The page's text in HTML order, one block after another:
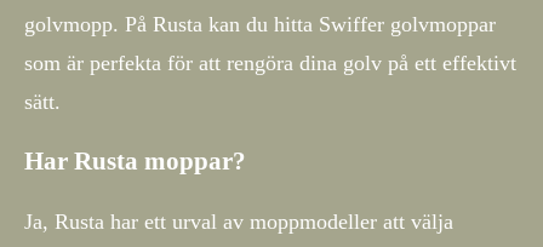
golvmopp. På Rusta kan du hitta Swiffer golvmoppar
som är perfekta för att rengöra dina golv på ett effektivt
sätt.
Har Rusta moppar?
Ja, Rusta har ett urval av moppmodeller att välja